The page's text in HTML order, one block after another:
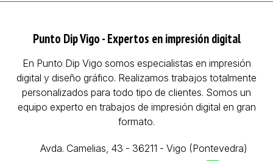
Punto Dip Vigo - Expertos en impresión digital
En Punto Dip Vigo somos especialistas en impresión
digital y diseño gráfico. Realizamos trabajos totalmente
personalizados para todo tipo de clientes. Somos un
equipo experto en trabajos de impresión digital en gran
formato.
Avda. Camelias, 43 - 36211 - Vigo (Pontevedra)